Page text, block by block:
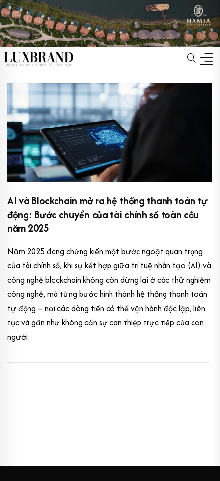
AI và Blockchain mở ra hệ thống thanh toán tự
động: Bước chuyển của tài chính số toàn cầu
năm 2025
Năm 2025 đang chứng kiến một bước ngoặt quan trọng
của tài chính số, khi sự kết hợp giữa trí tuệ nhân tạo (AI) và
công nghệ blockchain không còn dừng lại ở các thử nghiệm
công nghệ, mà từng bước hình thành hệ thống thanh toán
tự động – nơi các dòng tiền có thể vận hành độc lập, liên
tục và gần như không cần sự can thiệp trực tiếp của con
người.